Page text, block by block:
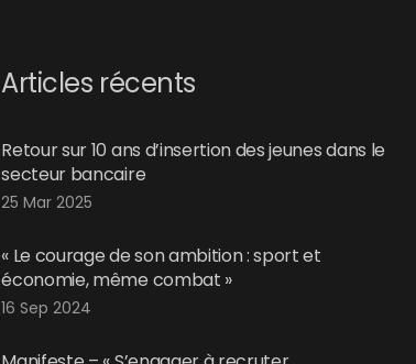
Articles récents
Retour sur 10 ans d’insertion des jeunes dans le
secteur bancaire
25 Mar 2025
« Le courage de son ambition : sport et
économie, même combat »
16 Sep 2024